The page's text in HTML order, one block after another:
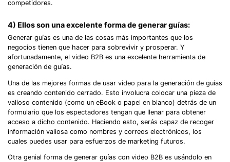
competidores.
4) Ellos son una excelente forma de generar guías:
Generar guías es una de las cosas más importantes que los
negocios tienen que hacer para sobrevivir y prosperar. Y
afortunadamente, el video B2B es una excelente herramienta de
generación de guías.
Una de las mejores formas de usar video para la generación de guías
es creando contenido cerrado. Esto involucra colocar una pieza de
valioso contenido (como un eBook o papel en blanco) detrás de un
formulario que los espectadores tengan que llenar para obtener
acceso a dicho contenido. Haciendo esto, serás capaz de recoger
información valiosa como nombres y correos electrónicos, los
cuales puedes usar para esfuerzos de marketing futuros.
Otra genial forma de generar guías con video B2B es usándolo en